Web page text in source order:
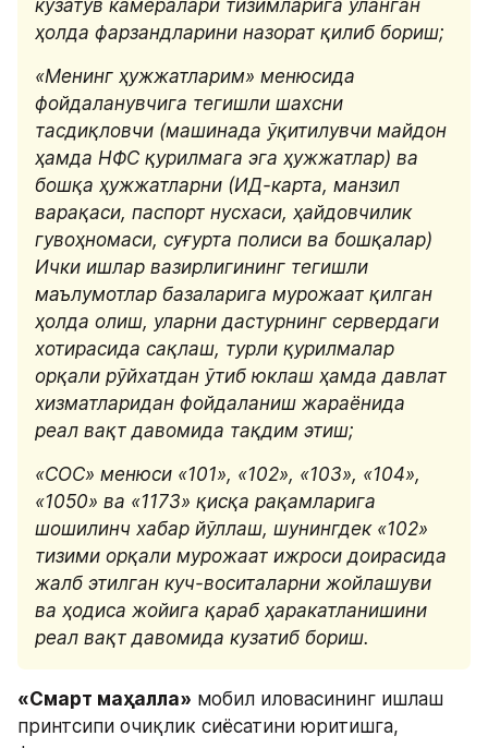
кузатув камералари тизимларига уланган
ҳолда фарзандларини назорат қилиб бориш;
«Менинг ҳужжатларим» менюсида
фойдаланувчига тегишли шахсни
тасдиқловчи (машинада ўқитилувчи майдон
ҳамда НФC қурилмага эга ҳужжатлар) ва
бошқа ҳужжатларни (ИД-карта, манзил
варақаси, паспорт нусхаси, ҳайдовчилик
гувоҳномаси, суғурта полиси ва бошқалар)
Ички ишлар вазирлигининг тегишли
маълумотлар базаларига мурожаат қилган
ҳолда олиш, уларни дастурнинг сервердаги
хотирасида сақлаш, турли қурилмалар
орқали рўйхатдан ўтиб юклаш ҳамда давлат
хизматларидан фойдаланиш жараёнида
реал вақт давомида тақдим этиш;
«СОС» менюси «101», «102», «103», «104»,
«1050» ва «1173» қисқа рақамларига
шошилинч хабар йўллаш, шунингдек «102»
тизими орқали мурожаат ижроси доирасида
жалб этилган куч-воситаларни жойлашуви
ва ҳодиса жойига қараб ҳаракатланишини
реал вақт давомида кузатиб бориш.
«Смарт маҳалла» мобил иловасининг ишлаш
принтсипи очиқлик сиёсатини юритишга,